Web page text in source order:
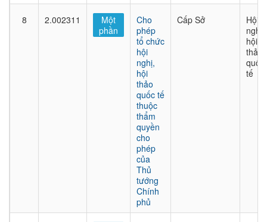
8 2.002311
Một
phần
Cho
phép
tổ chức
hội
nghị,
hội
thảo
quốc tế
thuộc
thẩm
quyền
cho
phép
của
Thủ
tướng
Chính
phủ
Cấp Sở
Hội
nghị,
hội
thảo
quốc
tế